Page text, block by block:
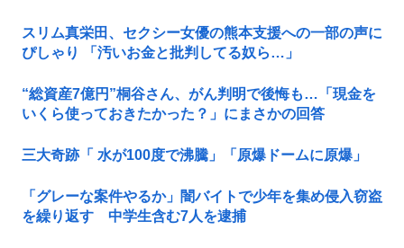
スリム真栄田、セクシー女優の熊本支援への一部の声に
ぴしゃり 「汚いお金と批判してる奴ら…」
“総資産7億円”桐谷さん、がん判明で後悔も…「現金を
いくら使っておきたかった？」にまさかの回答
三大奇跡「 水が100度で沸騰」「原爆ドームに原爆」
「グレーな案件やるか」闇バイトで少年を集め侵入窃盗
を繰り返す 中学生含む7人を逮捕